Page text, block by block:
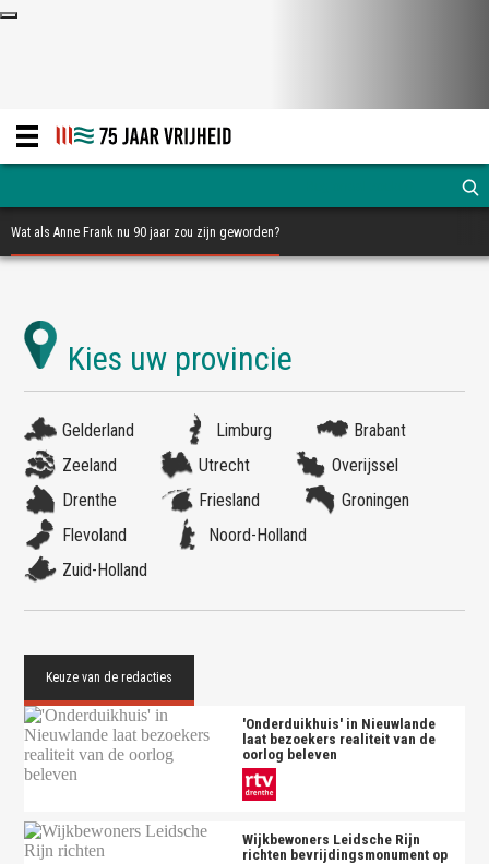
Wat als Anne Frank nu 90 jaar zou zijn geworden?
Gelderland Limburg
Brabant
Zeeland
Utrecht
Overijssel
Drenthe
Friesland
Groningen
Flevoland
Noord-Holland
Zuid-Holland
'Onderduikhuis' in Nieuwlande
laat bezoekers realiteit van de
oorlog beleven
Wijkbewoners Leidsche Rijn
richten bevrijdingsmonument op